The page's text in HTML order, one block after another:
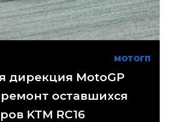
МОТОГП
дирекция MotoGP
оставшихся
KTM RC16